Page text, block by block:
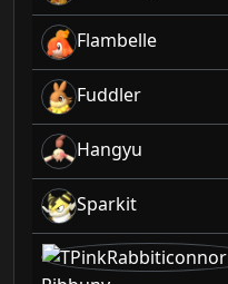
Flambelle
Fuddler
Hangyu
Sparkit